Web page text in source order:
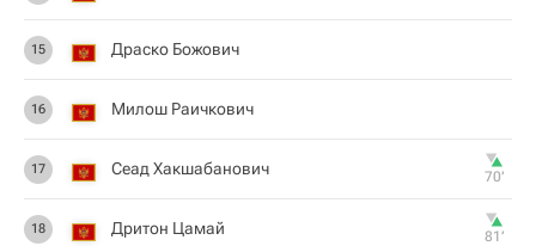
15 Драско Божович
16 Милош Раичкович
17 Сеад Хакшабанович 70‎’‎
18 Дритон Цамай 81‎’‎